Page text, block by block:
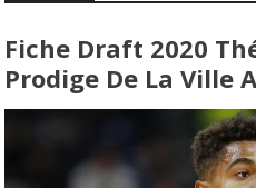
Fiche Draft 2020
Prodige De La Ville